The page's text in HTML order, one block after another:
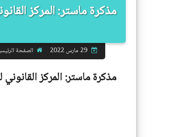
مذكرة ماستر: المركز
29 مارس 2022 الصفحة
مذكرة ماستر:المركز